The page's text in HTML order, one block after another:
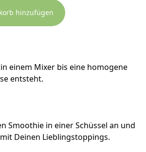
hinzufügen
einem Mixer bis eine homogene
entsteht.
Smoothie in einer Schüssel an und
Deinen Lieblingstoppings.